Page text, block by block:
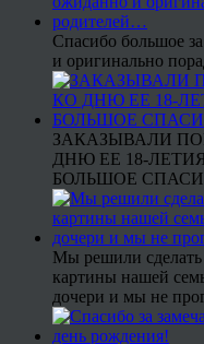
Спасибо большое
и оригинально
ЗАКАЗЫВАЛИ
ДНЮ ЕЕ 18-
БОЛЬШОЕ
Мы решили сделать
картины нашей
дочери и мы не